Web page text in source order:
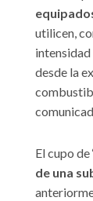
utilicen,
desde la
El cupo de
de una